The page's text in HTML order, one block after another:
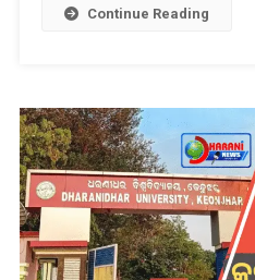
Continue Reading